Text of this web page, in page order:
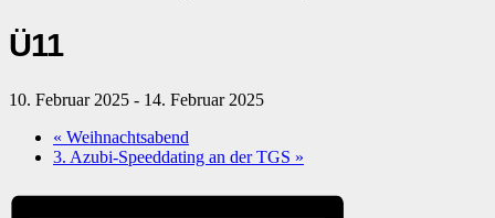
Ü11
10. Februar 2025 - 14. Februar 2025
« Weihnachtsabend
3. Azubi-Speeddating an der TGS »